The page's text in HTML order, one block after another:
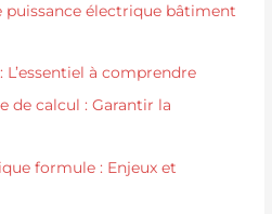
puissance électrique bâtiment
L’essentiel à comprendre
de calcul : Garantir la
formule : Enjeux et